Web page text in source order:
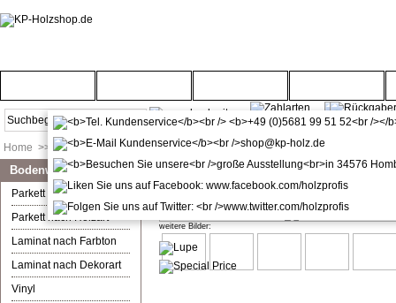
Home >> Bodenwelt >> Markenwelt
Ziro Vinylan Boden Apfelbaum
weitere Bilder:
Bodenwelt
Parkett nach Farbton
Parkett nach Holzart
Laminat nach Farbton
Laminat nach Dekorart
Vinyl